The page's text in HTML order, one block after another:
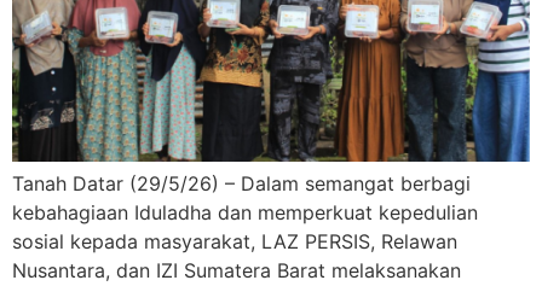
Tanah Datar (29/5/26) – Dalam semangat berbagi
kebahagiaan Iduladha dan memperkuat kepedulian
sosial kepada masyarakat, LAZ PERSIS, Relawan
Nusantara, dan IZI Sumatera Barat melaksanakan